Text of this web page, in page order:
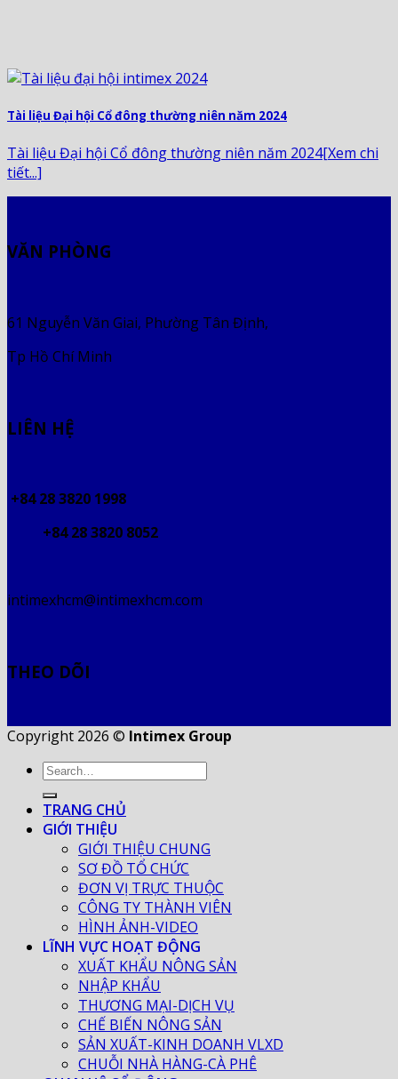
Tài liệu Đại hội Cổ đông thường niên năm 2024
Tài liệu Đại hội Cổ đông thường niên năm 2024[Xem chi
tiết...]
VĂN PHÒNG
61 Nguyễn Văn Giai, Phường Tân Định,
Tp Hồ Chí Minh
LIÊN HỆ
+84 28 3820 1998
+84 28 3820 8052
intimexhcm@intimexhcm.com
THEO DÕI
Copyright 2026 © Intimex Group
TRANG CHỦ
GIỚI THIỆU
GIỚI THIỆU CHUNG
SƠ ĐỒ TỔ CHỨC
ĐƠN VỊ TRỰC THUỘC
CÔNG TY THÀNH VIÊN
HÌNH ẢNH-VIDEO
LĨNH VỰC HOẠT ĐỘNG
XUẤT KHẨU NÔNG SẢN
NHẬP KHẨU
THƯƠNG MẠI-DỊCH VỤ
CHẾ BIẾN NÔNG SẢN
SẢN XUẤT-KINH DOANH VLXD
CHUỖI NHÀ HÀNG-CÀ PHÊ